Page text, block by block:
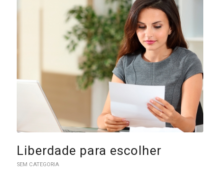
Liberdade para escolher
SEM CATEGORIA